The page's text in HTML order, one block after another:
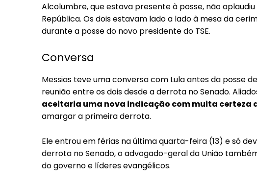
Alcolumbre, que estava presente à posse, não
República. Os dois estavam lado a lado à mesa da
durante a posse do novo presidente do TSE.
Conversa
Messias teve uma conversa com Lula antes da posse
reunião entre os dois desde a derrota no Senado.
aceitaria uma nova indicação com muita certeza
amargar a primeira derrota.
Ele entrou em férias na última quarta-feira (13) e só
derrota no Senado, o advogado-geral da União
do governo e líderes evangélicos.